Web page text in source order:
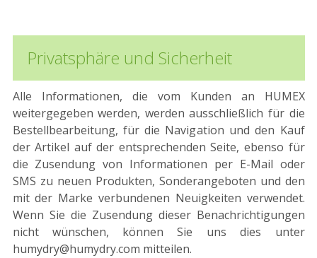
Privatsphäre und Sicherheit
Alle Informationen, die vom Kunden an HUMEX
weitergegeben werden, werden ausschließlich für die
Bestellbearbeitung, für die Navigation und den Kauf
der Artikel auf der entsprechenden Seite, ebenso für
die Zusendung von Informationen per E-Mail oder
SMS zu neuen Produkten, Sonderangeboten und den
mit der Marke verbundenen Neuigkeiten verwendet.
Wenn Sie die Zusendung dieser Benachrichtigungen
nicht wünschen, können Sie uns dies unter
humydry@humydry.com mitteilen.